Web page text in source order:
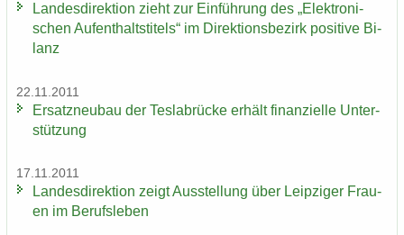
Lan­des­di­rek­ti­on zieht zur Ein­füh­rung des „Elek­tro­ni­
schen Auf­ent­halts­ti­tels“ im Di­rek­ti­ons­be­zirk po­si­ti­ve Bi­
lanz
22.11.2011
Er­satz­neu­bau der Tes­la­b­rü­cke er­hält fi­nan­zi­el­le Un­ter­
stüt­zung
17.11.2011
Lan­des­di­rek­ti­on zeigt Aus­stel­lung über Leip­zi­ger Frau­
en im Be­rufs­le­ben